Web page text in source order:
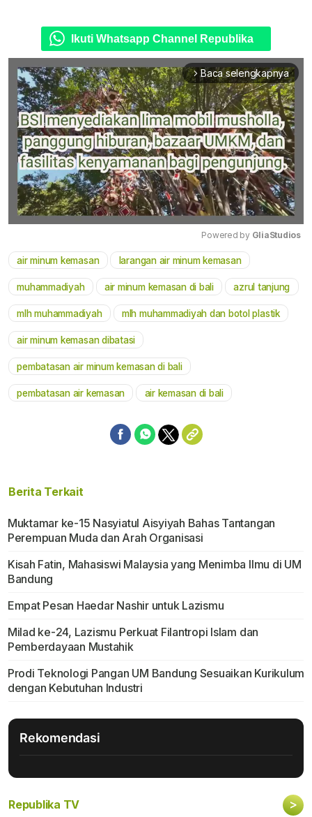
Ikuti Whatsapp Channel Republika
arrow_forward_ios Baca selengkapnya
Powered by GliaStudios
air minum kemasan larangan air minum kemasan
muhammadiyah air minum kemasan di bali azrul tanjung
mlh muhammadiyah mlh muhammadiyah dan botol plastik
air minum kemasan dibatasi
pembatasan air minum kemasan di bali
pembatasan air kemasan air kemasan di bali
Berita Terkait
Muktamar ke-15 Nasyiatul Aisyiyah Bahas Tantangan
Perempuan Muda dan Arah Organisasi
Kisah Fatin, Mahasiswi Malaysia yang Menimba Ilmu di UM
Bandung
Empat Pesan Haedar Nashir untuk Lazismu
Milad ke-24, Lazismu Perkuat Filantropi Islam dan
Pemberdayaan Mustahik
Prodi Teknologi Pangan UM Bandung Sesuaikan Kurikulum
dengan Kebutuhan Industri
Rekomendasi
Republika TV >